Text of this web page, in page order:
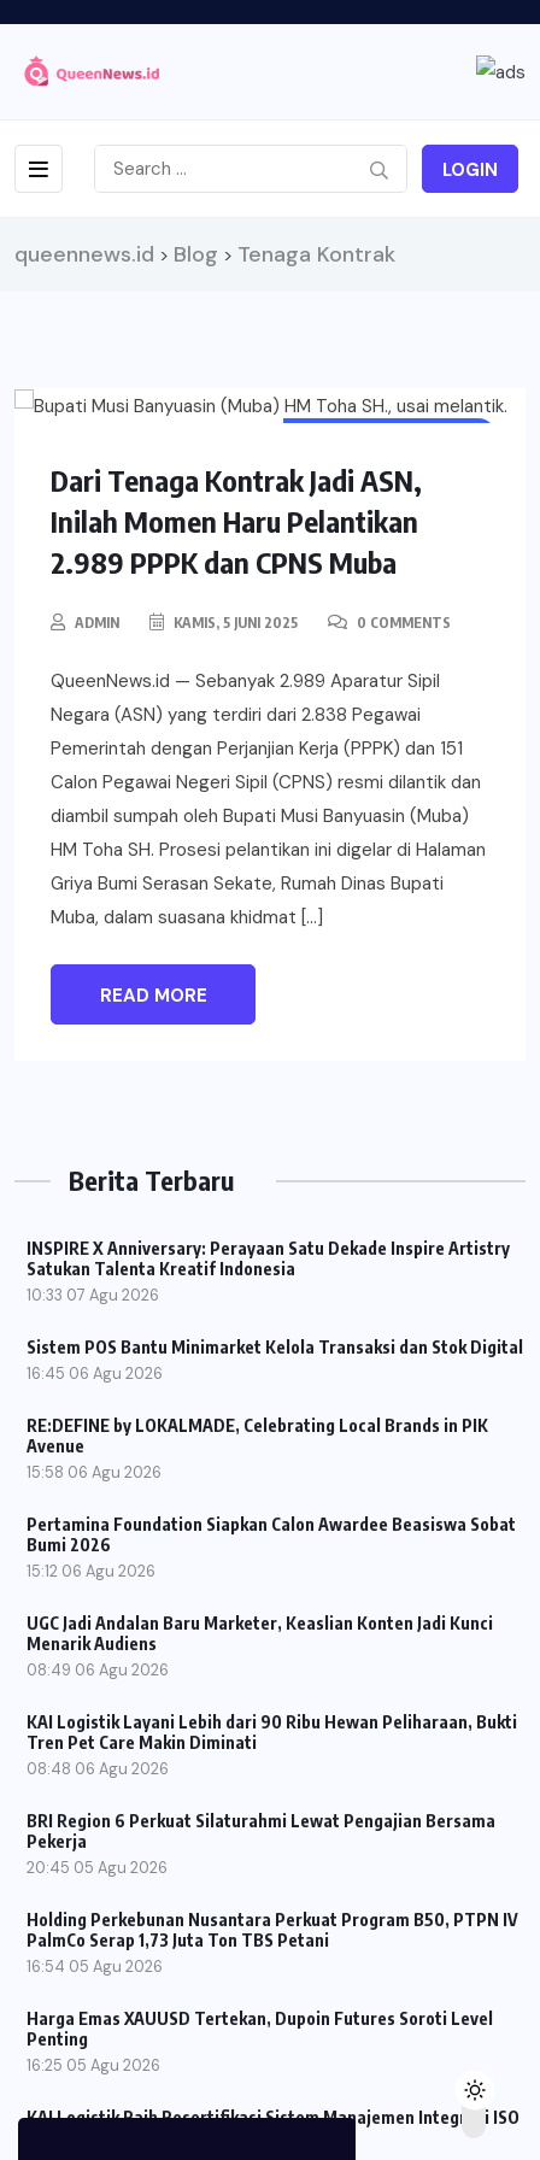
LOGIN
queennews.id > Blog > Tenaga Kontrak
Dari Tenaga Kontrak Jadi ASN,
Inilah Momen Haru Pelantikan
2.989 PPPK dan CPNS Muba
ADMIN KAMIS, 5 JUNI 2025 0 COMMENTS
QueenNews.id — Sebanyak 2.989 Aparatur Sipil
Negara (ASN) yang terdiri dari 2.838 Pegawai
Pemerintah dengan Perjanjian Kerja (PPPK) dan 151
Calon Pegawai Negeri Sipil (CPNS) resmi dilantik dan
diambil sumpah oleh Bupati Musi Banyuasin (Muba)
HM Toha SH. Prosesi pelantikan ini digelar di Halaman
Griya Bumi Serasan Sekate, Rumah Dinas Bupati
Muba, dalam suasana khidmat […]
READ MORE
Berita Terbaru
INSPIRE X Anniversary: Perayaan Satu Dekade Inspire Artistry
Satukan Talenta Kreatif Indonesia
10:33 07 Agu 2026
Sistem POS Bantu Minimarket Kelola Transaksi dan Stok Digital
16:45 06 Agu 2026
RE:DEFINE by LOKALMADE, Celebrating Local Brands in PIK
Avenue
15:58 06 Agu 2026
Pertamina Foundation Siapkan Calon Awardee Beasiswa Sobat
Bumi 2026
15:12 06 Agu 2026
UGC Jadi Andalan Baru Marketer, Keaslian Konten Jadi Kunci
Menarik Audiens
08:49 06 Agu 2026
KAI Logistik Layani Lebih dari 90 Ribu Hewan Peliharaan, Bukti
Tren Pet Care Makin Diminati
08:48 06 Agu 2026
BRI Region 6 Perkuat Silaturahmi Lewat Pengajian Bersama
Pekerja
20:45 05 Agu 2026
Holding Perkebunan Nusantara Perkuat Program B50, PTPN IV
PalmCo Serap 1,73 Juta Ton TBS Petani
16:54 05 Agu 2026
Harga Emas XAUUSD Tertekan, Dupoin Futures Soroti Level
Penting
16:25 05 Agu 2026
KAI Logistik Raih Resertifikasi Sistem Manajemen Integrasi ISO